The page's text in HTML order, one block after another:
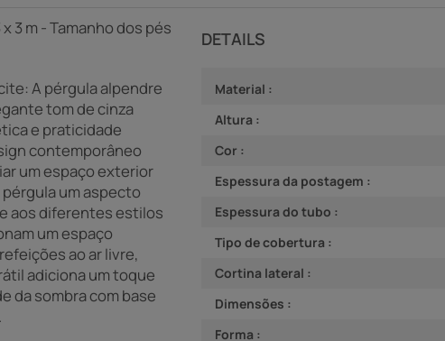
3 m - Tamanho dos pés
A pérgula alpendre
tom de cinza
e praticidade
contemporâneo
um espaço exterior
um aspecto
aos diferentes estilos
um espaço
ao ar livre,
adiciona um toque
da sombra com base
DETAILS
Material :
Altura :
Cor :
Espessura da postagem :
Espessura do tubo :
Tipo de cobertura :
Cortina lateral :
Dimensões :
Forma :